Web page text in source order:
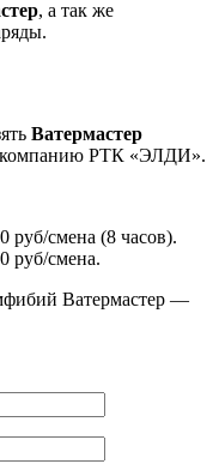
, а так же
Ватермастер
компанию РТК «ЭЛДИ».
руб/смена (8 часов).
руб/смена.
Ватермастер —